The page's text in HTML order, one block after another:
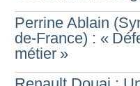
Perrine Ablain
de-France) : «
métier »